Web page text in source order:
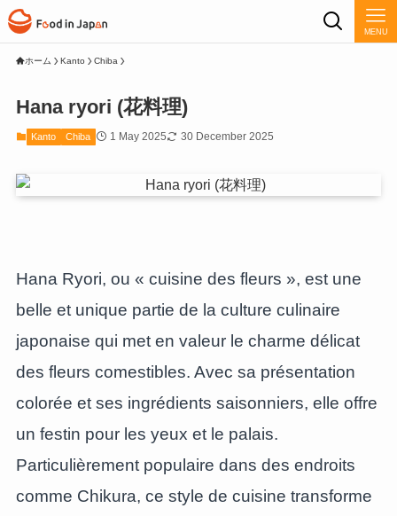
MENU
ホーム Kanto Chiba
Hana ryori (花料理)
Kanto Chiba 1 May 2025 30 December 2025
Hana Ryori, ou « cuisine des fleurs », est une
belle et unique partie de la culture culinaire
japonaise qui met en valeur le charme délicat
des fleurs comestibles. Avec sa présentation
colorée et ses ingrédients saisonniers, elle offre
un festin pour les yeux et le palais.
Particulièrement populaire dans des endroits
comme Chikura, ce style de cuisine transforme